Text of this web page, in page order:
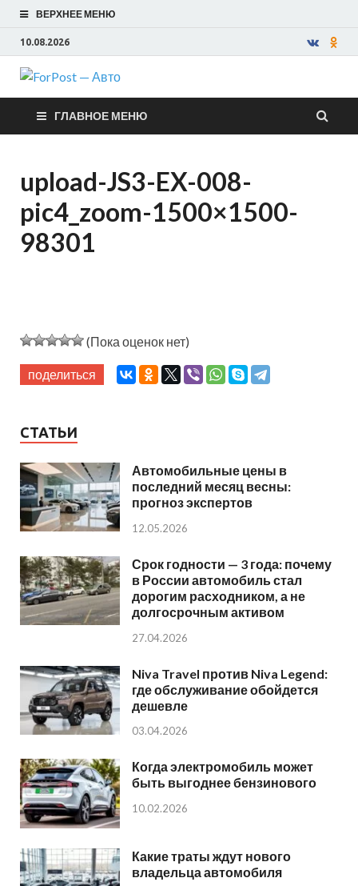
ВЕРХНЕЕ МЕНЮ
10.08.2026
ForPost —
Авто
ГЛАВНОЕ МЕНЮ
upload-JS3-EX-008-
pic4_zoom-1500×1500-
98301
(Пока оценок нет)
поделиться
СТАТЬИ
Автомобильные цены в
последний месяц весны:
прогноз экспертов
12.05.2026
Срок годности — 3 года: почему
в России автомобиль стал
дорогим расходником, а не
долгосрочным активом
27.04.2026
Niva Travel против Niva Legend:
где обслуживание обойдется
дешевле
03.04.2026
Когда электромобиль может
быть выгоднее бензинового
10.02.2026
Какие траты ждут нового
владельца автомобиля